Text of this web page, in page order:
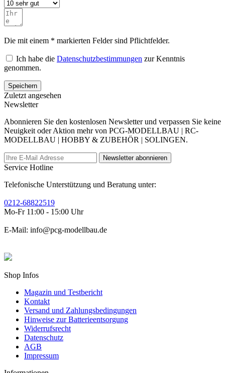
Die mit einem * markierten Felder sind Pflichtfelder.
Ich habe die Datenschutzbestimmungen zur Kenntnis
genommen.
Speichern
Zuletzt angesehen
Newsletter
Abonnieren Sie den kostenlosen Newsletter und verpassen Sie keine
Neuigkeit oder Aktion mehr von PCG-MODELLBAU | RC-
MODELLBAU | HOBBY & ZUBEHÖR | SOLINGEN.
Newsletter abonnieren
Service Hotline
Telefonische Unterstützung und Beratung unter:
0212-68822519
Mo-Fr 11:00 - 15:00 Uhr
E-Mail: info@pcg-modellbau.de
Shop Infos
Magazin und Testbericht
Kontakt
Versand und Zahlungsbedingungen
Hinweise zur Batterieentsorgung
Widerrufsrecht
Datenschutz
AGB
Impressum